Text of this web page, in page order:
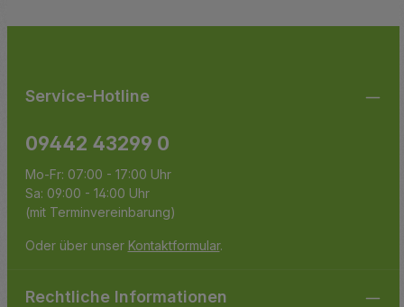
Service-Hotline
09442 43299 0
Mo-Fr: 07:00 - 17:00 Uhr
Sa: 09:00 - 14:00 Uhr
(mit Terminvereinbarung)
Oder über unser Kontaktformular.
Rechtliche Informationen